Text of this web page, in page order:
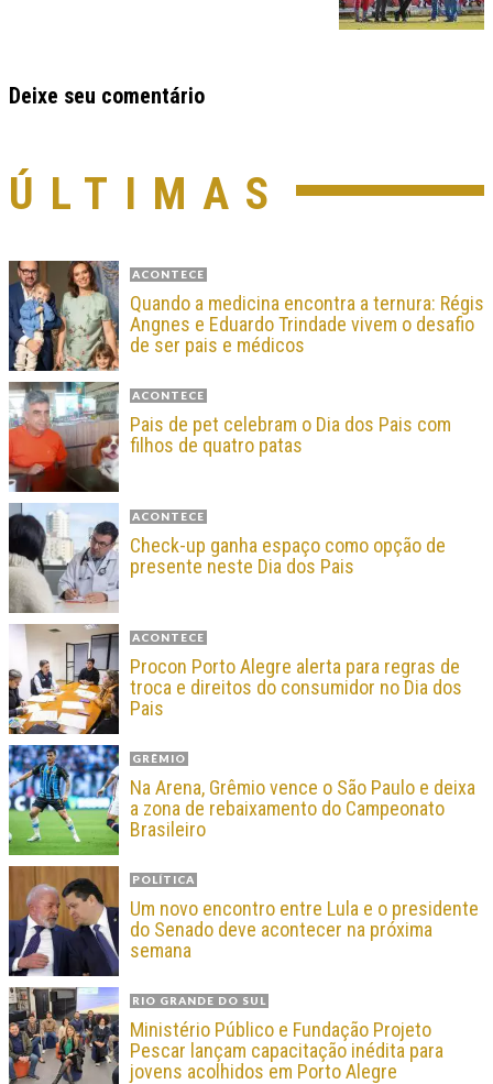
Deixe seu comentário
ÚLTIMAS
ACONTECE
Quando a medicina encontra a ternura: Régis
Angnes e Eduardo Trindade vivem o desafio
de ser pais e médicos
ACONTECE
Pais de pet celebram o Dia dos Pais com
filhos de quatro patas
ACONTECE
Check-up ganha espaço como opção de
presente neste Dia dos Pais
ACONTECE
Procon Porto Alegre alerta para regras de
troca e direitos do consumidor no Dia dos
Pais
GRÊMIO
Na Arena, Grêmio vence o São Paulo e deixa
a zona de rebaixamento do Campeonato
Brasileiro
POLÍTICA
Um novo encontro entre Lula e o presidente
do Senado deve acontecer na próxima
semana
RIO GRANDE DO SUL
Ministério Público e Fundação Projeto
Pescar lançam capacitação inédita para
jovens acolhidos em Porto Alegre